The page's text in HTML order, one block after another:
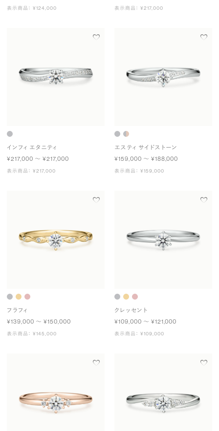
表示商品： ¥124,000 表示商品： ¥217,000
インフィ エタニティ
¥217,000 〜 ¥217,000
表示商品： ¥217,000
エスティ サイドストーン
¥159,000 〜 ¥188,000
表示商品： ¥159,000
フラフィ
¥139,000 〜 ¥150,000
表示商品： ¥145,000
クレッセント
¥109,000 〜 ¥121,000
表示商品： ¥109,000